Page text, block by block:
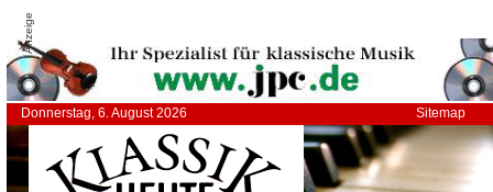
Anzeige
Donnerstag, 6. August 2026 Sitemap